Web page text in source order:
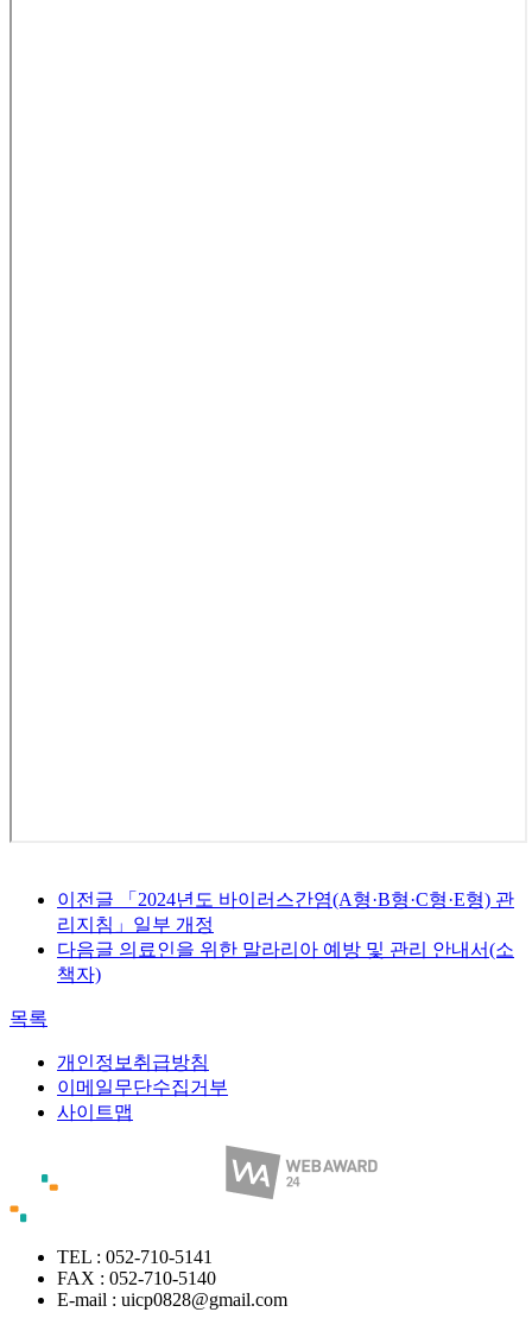
이전글
「2024년도 바이러스간염(A형·B형·C형·E형) 관
리지침」일부 개정
다음글 의료인을 위한 말라리아 예방 및 관리 안내서(소
책자)
목록
개인정보취급방침
이메일무단수집거부
사이트맵
TEL : 052-710-5141
FAX : 052-710-5140
E-mail : uicp0828@gmail.com